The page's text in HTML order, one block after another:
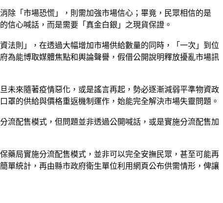
除「市場恐慌」，則需加強市場信心；畢竟，民眾相信的是
信心喊話，而是需要「真金白銀」之現貨保證。
法則」，在透過大幅增加市場供給數量的同時，「一次」到位
為能博取媒體焦點和輿論聲譽，假借公開說明釋放擾亂市場訊
未來隨著疫情惡化，或是謠言再起，勢必逐漸減弱平準物資政
的供給與價格重返機制運作，始能完全解決市場失靈問題。
流配售模式，但問題並非透過公開喊話，或是實施分流配售加
藥局實施分流配售模式，並非可以完全安撫民眾，甚至可能再
單統計，再由縣市政府衛生單位利用網頁公布供需情形，俾讓